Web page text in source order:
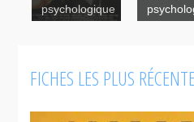
Le
psychologique
FICHES LES PLUS